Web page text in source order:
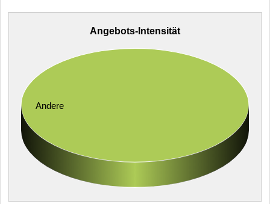
Angebots-Intensität
Andere